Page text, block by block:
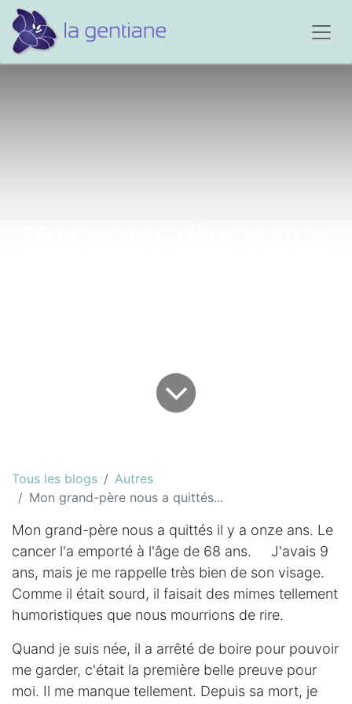
Tous les blogs
Autres
Mon grand-père nous a quittés...
Mon grand-père nous a quittés il y a onze ans. Le
cancer l'a emporté à l'âge de 68 ans. J'avais 9
ans, mais je me rappelle très bien de son visage.
Comme il était sourd, il faisait des mimes tellement
humoristiques que nous mourrions de rire.
Quand je suis née, il a arrêté de boire pour pouvoir
me garder, c'était la première belle preuve pour
moi. Il me manque tellement. Depuis sa mort, je